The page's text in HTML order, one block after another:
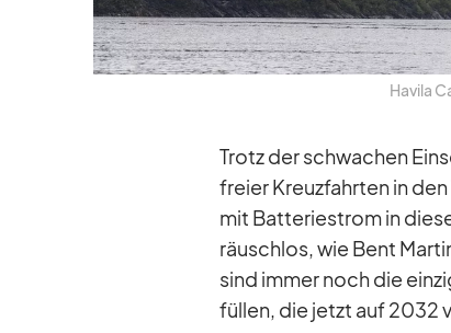
Ha­vila
Trotz der schwa­chen
freier Kreuz­fahr­ten in
mit Bat­te­rie­strom in
räusch­los, wie Bent
sind im­mer noch die
fül­len, die jetzt auf 2032